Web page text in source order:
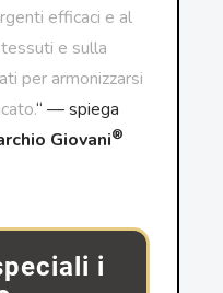
efficaci e al
e sulla
per armonizzarsi
“ — spiega
Giovani®
i